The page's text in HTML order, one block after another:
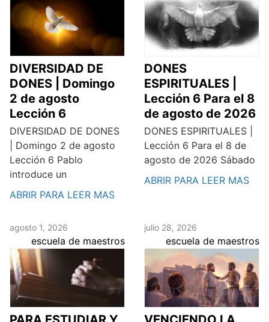
DIVERSIDAD DE
DONES | Domingo
2 de agosto
Lección 6
DIVERSIDAD DE DONES
| Domingo 2 de agosto
Lección 6 Pablo
introduce un
ABRIR PARA LEER MAS
DONES
ESPIRITUALES |
Lección 6 Para el 8
de agosto de 2026
DONES ESPIRITUALES |
Lección 6 Para el 8 de
agosto de 2026 Sábado
ABRIR PARA LEER MAS
agosto 1, 2026
escuela de maestros
julio 28, 2026
escuela de maestros